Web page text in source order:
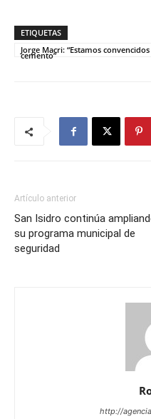
ETIQUETAS
Jorge Macri: “Estamos
cemento”
Artículo anterior
San Isidro continúa
su programa municipal de
seguridad
http://